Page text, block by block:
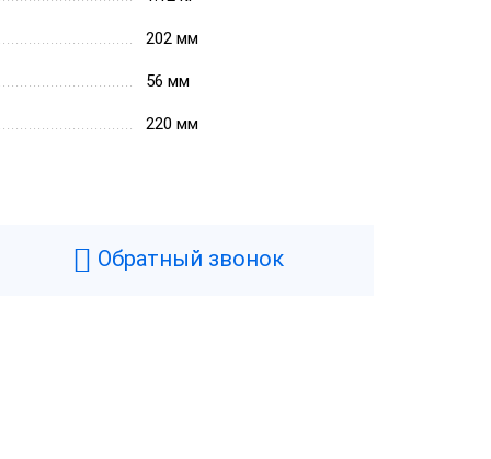
202 мм
56 мм
220 мм
Обратный звонок